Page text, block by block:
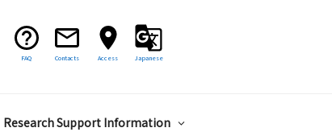
FAQ Contacts Access Japanese
Research Support Information